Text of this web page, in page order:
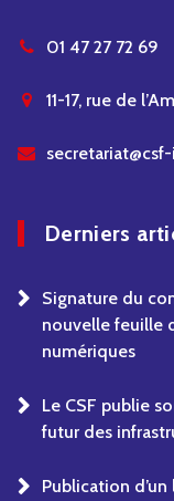
01 47 27 72 69
11-17, rue de
Derniers
Signature du
nouvelle feuille
numériques
Le CSF publie
futur des
Publication